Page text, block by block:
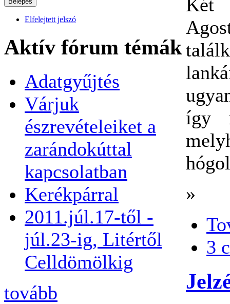
Elfelejtett jelszó
Aktív fórum témák
Adatgyűjtés
Várjuk
észrevételeiket a
zarándokúttal
kapcsolatban
Kerékpárral
2011.júl.17-től -
júl.23-ig, Litértől
Celldömölkig
tovább
Két
így
»
3